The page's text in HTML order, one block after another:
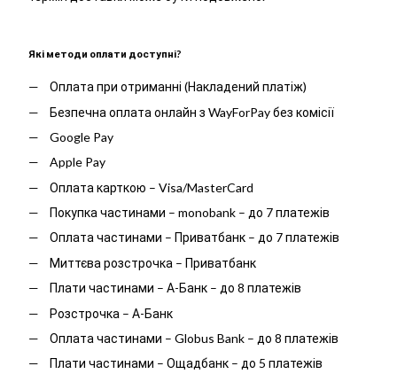
Які методи оплати доступні?
Оплата при отриманні (Накладений платіж)
Безпечна оплата онлайн з WayForPay без комісії
Google Pay
Apple Pay
Оплата карткою – Visa/MasterCard
Покупка частинами – monobank – до 7 платежів
Оплата частинами – Приватбанк – до 7 платежів
Миттєва розстрочка – Приватбанк
Плати частинами – А-Банк – до 8 платежів
Розстрочка – А-Банк
Оплата частинами – Globus Bank – до 8 платежів
Плати частинами – Ощадбанк – до 5 платежів